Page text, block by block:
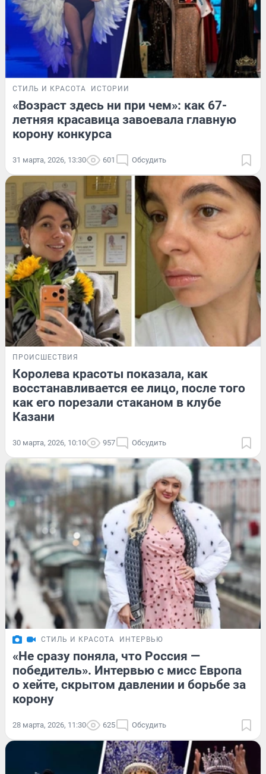
СТИЛЬ И КРАСОТА ИСТОРИИ
«Возраст здесь ни при чем»: как 67-
летняя красавица завоевала главную
корону конкурса
31 марта, 2026, 13:30 601 Обсудить
ПРОИСШЕСТВИЯ
Королева красоты показала, как
восстанавливается ее лицо, после того
как его порезали стаканом в клубе
Казани
30 марта, 2026, 10:10 957 Обсудить
СТИЛЬ И КРАСОТА ИНТЕРВЬЮ
«Не сразу поняла, что Россия —
победитель». Интервью с мисс Европа
о хейте, скрытом давлении и борьбе за
корону
28 марта, 2026, 11:30 625 Обсудить